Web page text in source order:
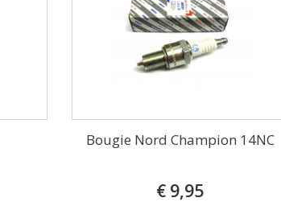
Bougie Nord Champion 14NC
€ 9,95